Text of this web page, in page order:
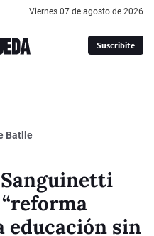
viernes 07 de agosto de 2026
Suscribite
Batlle
educación sin